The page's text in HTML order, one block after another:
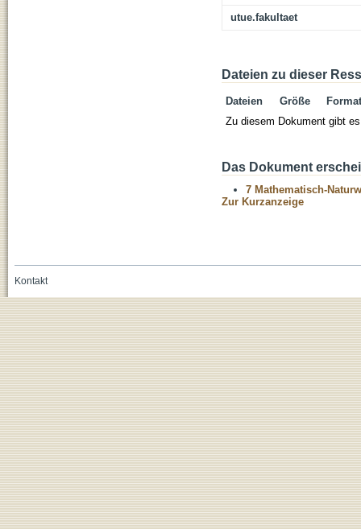
utue.fakultaet
Dateien zu dieser
Dateien Größe
Format
Zu diesem Dokument gibt
Das Dokument
7 Mathematisch-
Zur Kurzanzeige
Kontakt